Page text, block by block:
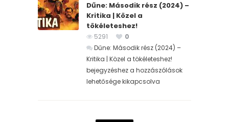
Dűne: Második rész (2024) –
Kritika | Közel a
tökéleteshez!
5291
0
Dűne: Második rész (2024) –
Kritika | Közel a tökéleteshez!
bejegyzéshez a hozzászólások
lehetősége kikapcsolva